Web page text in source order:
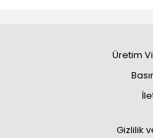
Üretim
Gizlilik